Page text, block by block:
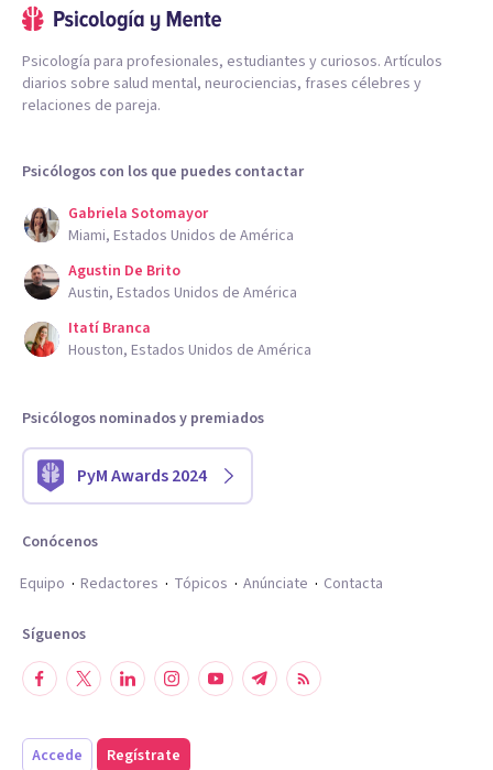
Psicología para profesionales, estudiantes y curiosos. Artículos
diarios sobre salud mental, neurociencias, frases célebres y
relaciones de pareja.
Psicólogos con los que puedes contactar
Gabriela Sotomayor
Miami, Estados Unidos de América
Agustin De Brito
Austin, Estados Unidos de América
Itatí Branca
Houston, Estados Unidos de América
Psicólogos nominados y premiados
PyM Awards 2024
Conócenos
Equipo
Redactores Tópicos Anúnciate Contacta
Síguenos
Accede Regístrate